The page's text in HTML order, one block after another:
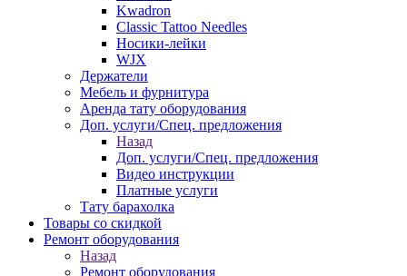
Kwadron
Classic Tattoo Needles
Носики-лейки
WJX
Держатели
Мебель и фурнитура
Аренда тату оборудования
Доп. услуги/Спец. предложения
Назад
Доп. услуги/Спец. предложения
Видео инструкции
Платные услуги
Тату барахолка
Товары со скидкой
Ремонт оборудования
Назад
Ремонт оборудования